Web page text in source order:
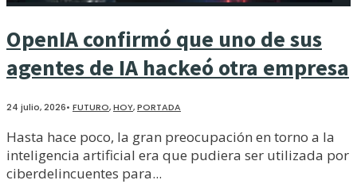
OpenIA confirmó que uno de sus
agentes de IA hackeó otra empresa
24 julio, 2026• FUTURO,HOY,PORTADA
Hasta hace poco, la gran preocupación en torno a la
inteligencia artificial era que pudiera ser utilizada por
ciberdelincuentes para...